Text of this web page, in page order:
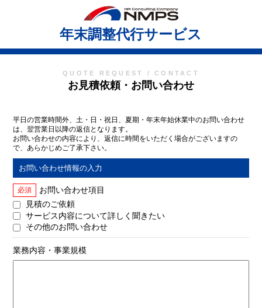
年末調整代行サービス
QUOTE REQUEST / CONTACT
お見積依頼・お問い合わせ
平日の営業時間外、土・日・祝日、夏期・年末年始休業中のお問い合わせ
は、翌営業日以降の返信となります。
お問い合わせの内容により、返信に時間をいただく場合がございますの
で、あらかじめご了承下さい。
お問い合わせ情報の入力
お問い合わせ項目
必須
見積のご依頼
サービス内容について詳しく聞きたい
その他のお問い合わせ
業務内容・事業規模